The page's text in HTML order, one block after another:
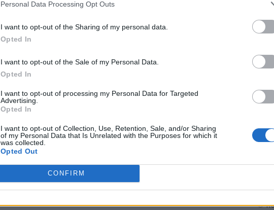
Personal Data Processing Opt Outs
I want to opt-out of the Sharing of my personal data.
Opted In
I want to opt-out of the Sale of my Personal Data.
Opted In
I want to opt-out of processing my Personal Data for Targeted
Advertising.
Opted In
I want to opt-out of Collection, Use, Retention, Sale, and/or Sharing
of my Personal Data that Is Unrelated with the Purposes for which it
was collected.
Opted Out
CONFIRM